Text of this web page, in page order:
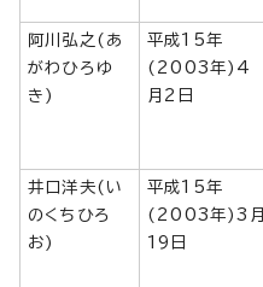
阿川弘之(あ
がわひろゆ
き)
平成15年
(2003年)4
月2日
井口洋夫(い
のくちひろ
お)
平成15年
(2003年)3月
19日